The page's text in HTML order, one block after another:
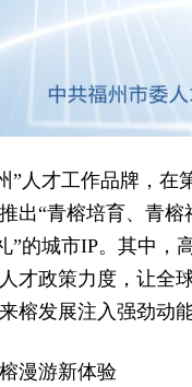
”人才工作品牌，
出“青榕培育、青
”的城市IP。其中，
才政策力度，让全
榕发展注入强劲动能
漫游新体验